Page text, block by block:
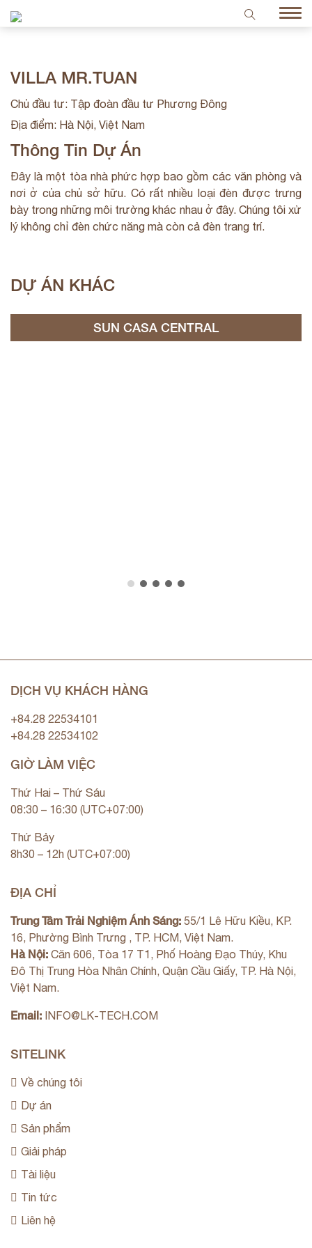
VILLA MR.TUAN
Chủ đầu tư: Tập đoàn đầu tư Phương Đông
Địa điểm: Hà Nội, Việt Nam
Thông Tin Dự Án
Đây là một tòa nhà phức hợp bao gồm các văn phòng và
nơi ở của chủ sở hữu. Có rất nhiều loại đèn được trưng
bày trong những môi trường khác nhau ở đây. Chúng tôi xử
lý không chỉ đèn chức năng mà còn cả đèn trang trí.
DỰ ÁN KHÁC
SUN CASA CENTRAL
DỊCH VỤ KHÁCH HÀNG
+84.28 22534101
+84.28 22534102
GIỜ LÀM VIỆC
Thứ Hai – Thứ Sáu
08:30 – 16:30 (UTC+07:00)
Thứ Bảy
8h30 – 12h (UTC+07:00)
ĐỊA CHỈ
Trung Tâm Trải Nghiệm Ánh Sáng: 55/1 Lê Hữu Kiều, KP.
16, Phường Bình Trưng , TP. HCM, Việt Nam.
Hà Nội: Căn 606, Tòa 17 T1, Phố Hoàng Đạo Thúy, Khu
Đô Thị Trung Hòa Nhân Chính, Quận Cầu Giấy, TP. Hà Nội,
Việt Nam.
Email: INFO@LK-TECH.COM
SITELINK
Về chúng tôi
Dự án
Sản phẩm
Giải pháp
Tài liệu
Tin tức
Liên hệ